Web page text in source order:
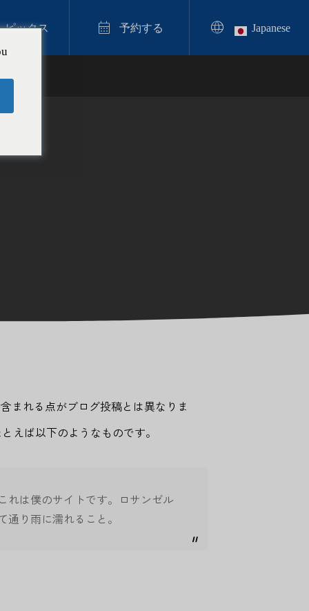
ピックス  予約する  Japanese
2025.12.11
まれる点がブログ投稿とは異なりま
えば以下のようなものです。
れは僕のサイトです。ロサンゼル
り雨に濡れること。